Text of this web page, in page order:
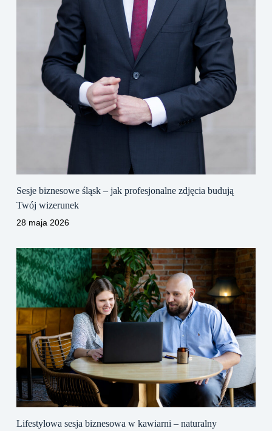
Sesje biznesowe śląsk – jak profesjonalne zdjęcia budują
Twój wizerunek
28 maja 2026
Lifestylowa sesja biznesowa w kawiarni – naturalny